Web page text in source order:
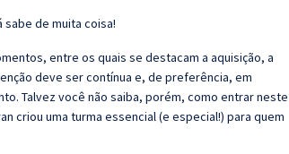
sabe de muita coisa!
entre os quais se destacam a aquisição, a
deve ser contínua e, de preferência, em
Talvez você não saiba, porém, como entrar neste
criou uma turma essencial (e especial!) para quem